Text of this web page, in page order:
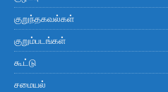
குறுந்தகவல்கள்
குறும்படங்கள்
கூட்டு
சமையல்